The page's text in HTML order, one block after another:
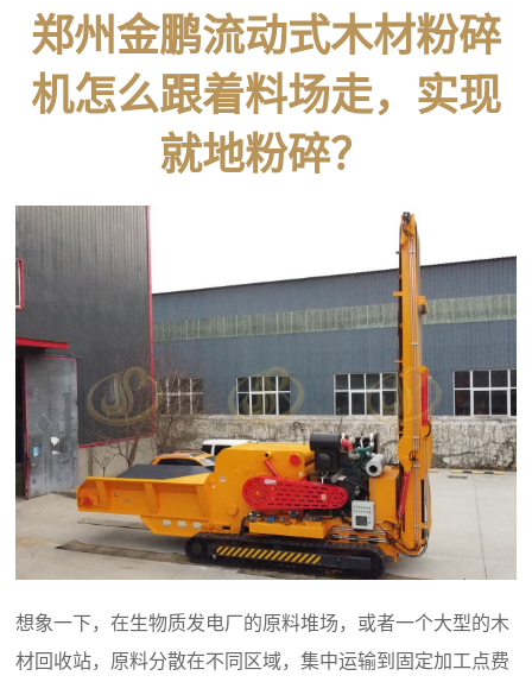
郑州金鹏流动式木材粉碎
机怎么跟着料场走，实现
就地粉碎？
想象一下，在生物质发电厂的原料堆场，或者一个大型的木
材回收站，原料分散在不同区域，集中运输到固定加工点费